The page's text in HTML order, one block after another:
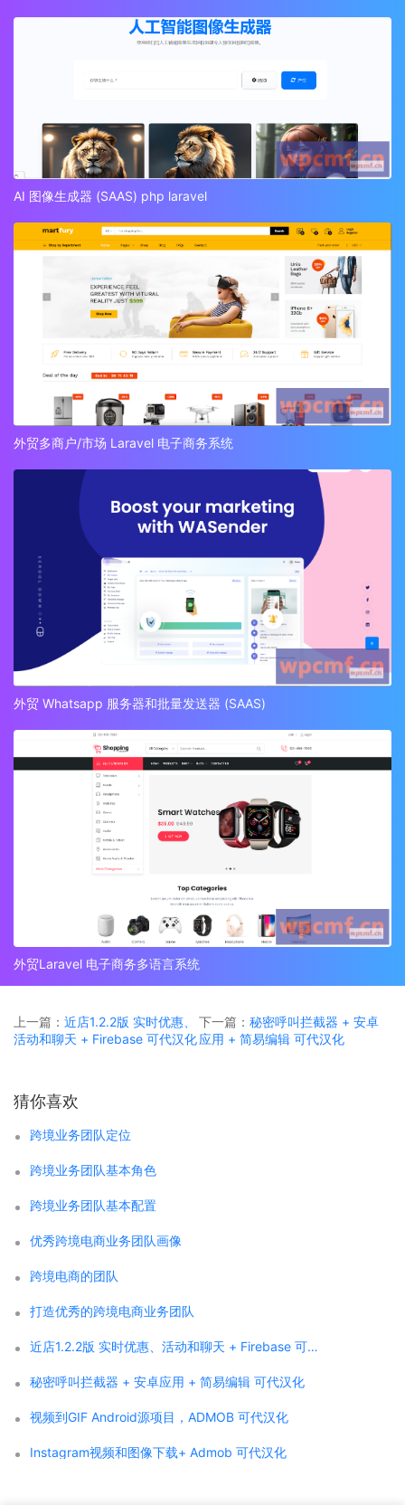
AI 图像生成器 (SAAS) php laravel
外贸多商户/市场 Laravel 电子商务系统
外贸 Whatsapp 服务器和批量发送器 (SAAS)
外贸Laravel 电子商务多语言系统
上一篇： 近店1.2.2版 实时优惠、
活动和聊天 + Firebase 可代汉化
下一篇： 秘密呼叫拦截器 + 安卓
应用 + 简易编辑 可代汉化
猜你喜欢
跨境业务团队定位
跨境业务团队基本角色
跨境业务团队基本配置
优秀跨境电商业务团队画像
跨境电商的团队
打造优秀的跨境电商业务团队
近店1.2.2版 实时优惠、活动和聊天 + Firebase 可代汉化
秘密呼叫拦截器 + 安卓应用 + 简易编辑 可代汉化
视频到GIF Android源项目，ADMOB 可代汉化
Instagram视频和图像下载+ Admob 可代汉化